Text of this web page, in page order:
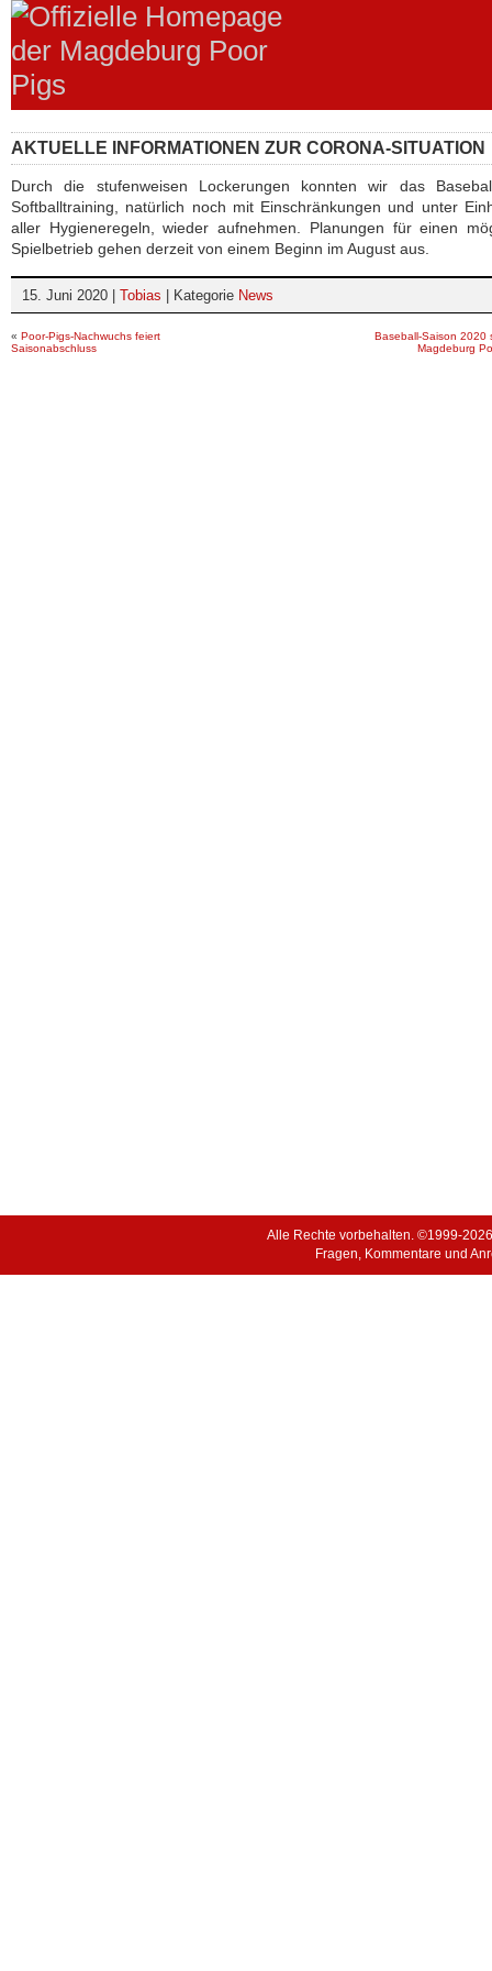
AKTUELLE INFORMATIONEN ZUR CORONA-SITUATION
Durch die stufenweisen Lockerungen konnten wir das
Softballtraining, natürlich noch mit Einschränkungen und unter
aller Hygieneregeln, wieder aufnehmen. Planungen für einen
Spielbetrieb gehen derzeit von einem Beginn im August aus.
15. Juni 2020 | Tobias | Kategorie News
« Poor-Pigs-Nachwuchs feiert
Saisonabschluss
Baseball-Saison 2020
Magdeburg
Alle Rechte vorbehalten. ©1999-
Fragen, Kommentare und